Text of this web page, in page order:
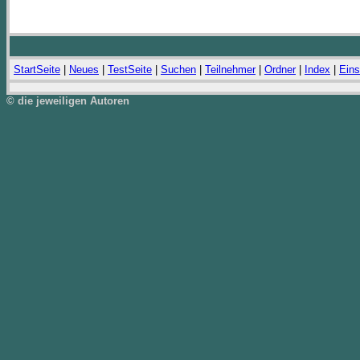
StartSeite Neues TestSeite Suchen Teilnehmer| Ordner| Index
© die jeweiligen Autoren